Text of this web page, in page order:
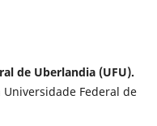
de Uberlandia (UFU).
Federal de